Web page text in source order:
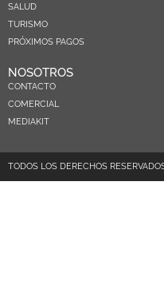
SALUD
TURISMO
PRÓXIMOS PAGOS
NOSOTROS
CONTACTO
COMERCIAL
MEDIAKIT
TODOS LOS DERECHOS